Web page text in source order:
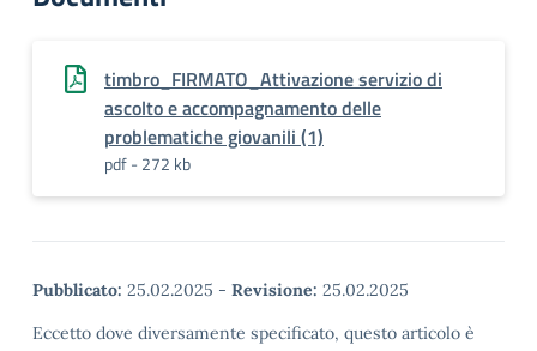
timbro_FIRMATO_Attivazione servizio di
ascolto e accompagnamento delle
problematiche giovanili (1)
pdf - 272 kb
Pubblicato: 25.02.2025 - Revisione: 25.02.2025
Eccetto dove diversamente specificato, questo articolo è